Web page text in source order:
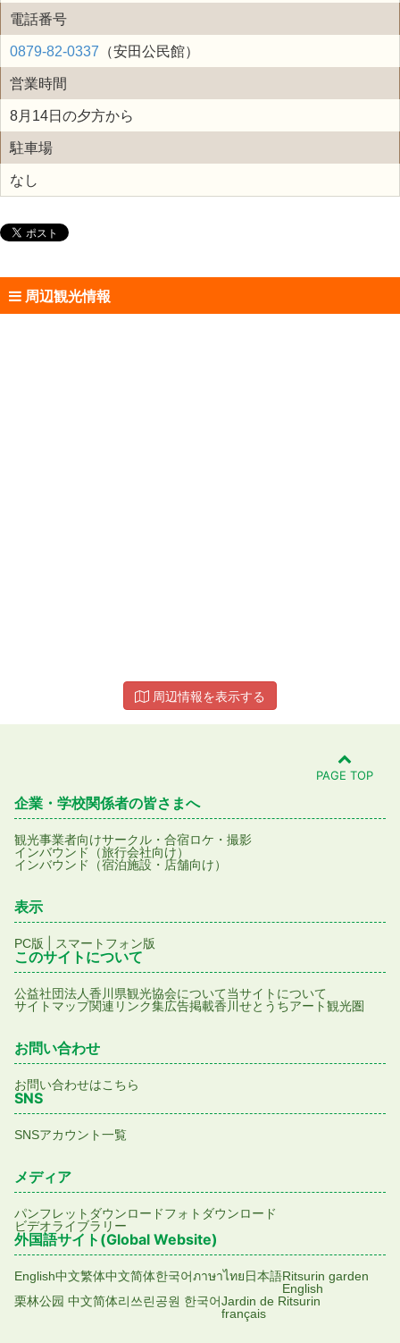
電話番号
0879-82-0337 （安田公民館）
営業時間
8月14日の夕方から
駐車場
なし
周辺観光情報
周辺情報を表示する
PAGE TOP
企業・学校関係者の皆さまへ
観光事業者向けサークル・合宿ロケ・撮影
インバウンド（旅行会社向け）
インバウンド（宿泊施設・店舗向け）
表示
PC版 スマートフォン版
このサイトについて
公益社団法人香川県観光協会について当サイトについて
サイトマップ関連リンク集広告掲載香川せとうちアート観光圏
お問い合わせ
お問い合わせはこちら
SNS
SNSアカウント一覧
メディア
パンフレットダウンロードフォトダウンロード
ビデオライブラリー
外国語サイト(Global Website)
English中文繁体中文简体한국어ภาษาไทย日本語Ritsurin garden
English
栗林公园 中文简体리쓰린공원 한국어Jardin de Ritsurin
français